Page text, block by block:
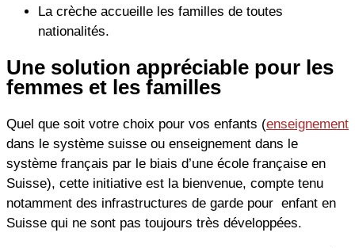
La crèche accueille les familles de toutes
nationalités.
Une solution appréciable pour les
femmes et les familles
Quel que soit votre choix pour vos enfants (enseignement
dans le système suisse ou enseignement dans le
système français par le biais d’une école française en
Suisse), cette initiative est la bienvenue, compte tenu
notamment des infrastructures de garde pour enfant en
Suisse qui ne sont pas toujours très développées.